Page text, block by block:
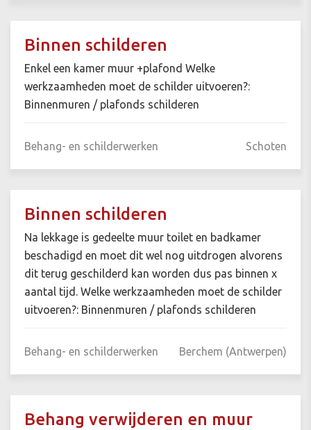
Binnen schilderen
Enkel een kamer muur +plafond Welke
werkzaamheden moet de schilder uitvoeren?:
Binnenmuren / plafonds schilderen
Behang- en schilderwerken Schoten
Binnen schilderen
Na lekkage is gedeelte muur toilet en badkamer
beschadigd en moet dit wel nog uitdrogen alvorens
dit terug geschilderd kan worden dus pas binnen x
aantal tijd. Welke werkzaamheden moet de schilder
uitvoeren?: Binnenmuren / plafonds schilderen
Behang- en schilderwerken Berchem (Antwerpen)
Behang verwijderen en muur